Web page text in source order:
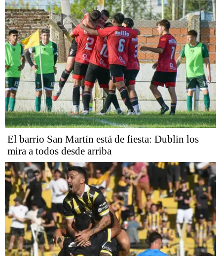
El barrio San Martín está de fiesta: Dublin los
mira a todos desde arriba